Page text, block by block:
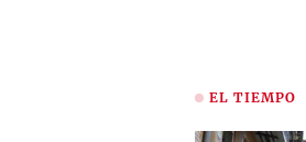
EL TIEMPO